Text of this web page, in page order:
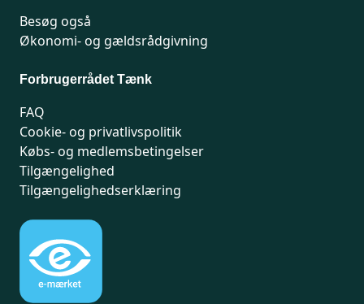
Besøg også
Økonomi- og gældsrådgivning
Forbrugerrådet Tænk
FAQ
Cookie- og privatlivspolitik
Købs- og medlemsbetingelser
Tilgængelighed
Tilgængelighedserklæring